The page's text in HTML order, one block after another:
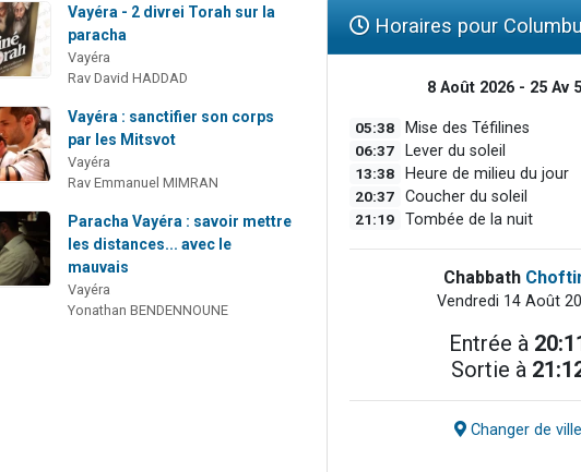
Vayéra - 2 divrei Torah sur la
paracha
Vayéra
Rav David HADDAD
Vayéra : sanctifier son corps
par les Mitsvot
Vayéra
Rav Emmanuel MIMRAN
Paracha Vayéra : savoir mettre
les distances... avec le
mauvais
Vayéra
Yonathan BENDENNOUNE
Horaires pour
8 Août 2026 - 25 Av
05:38 Mise des Téfilines
06:37 Lever du soleil
13:38 Heure de milieu du jour
20:37 Coucher du soleil
21:19 Tombée de la nuit
Chabbath
Vendredi 14 Août
Entrée à
Sortie à
Changer de ville